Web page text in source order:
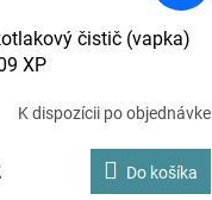
čistič (vapka)
XP
K dispozícii po objednávke
Do košíka